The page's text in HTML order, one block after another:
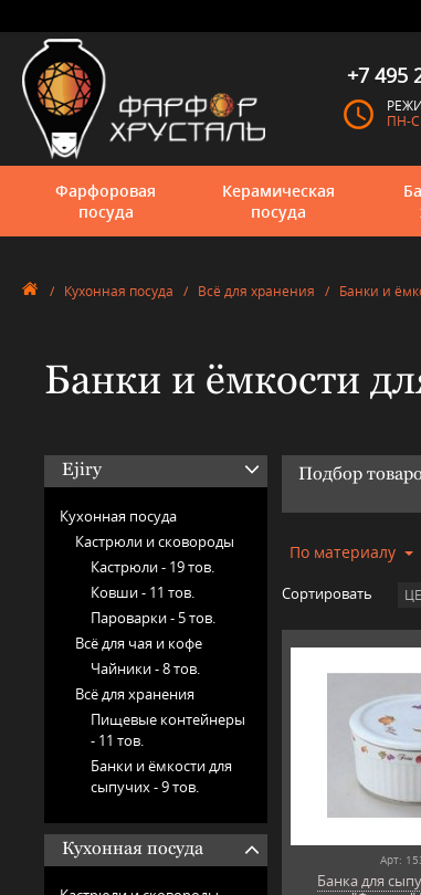
+7 495
ПН-
Фарфоровая
посуда
Керамическая
посуда
/ Кухонная посуда / Всё для хранения / Банки и
Банки и ёмкости
Ejiry
Кухонная посуда
Кастрюли и сковороды
Кастрюли - 19 тов.
Ковши - 11 тов.
Пароварки - 5 тов.
Всё для чая и кофе
Чайники -8 тов.
Всё для хранения
Пищевые контейнеры
- 11 тов.
Банки и ёмкости для
сыпучих -9 тов.
Кухонная посуда
Подбор
По материалу
Сортировать
Арт:
Банка для